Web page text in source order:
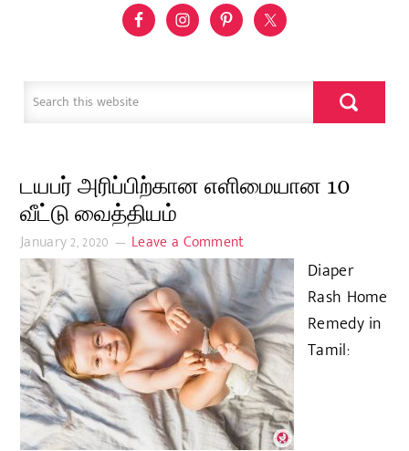
டயபர் அரிப்பிற்கான எளிமையான 10
வீட்டு வைத்தியம்
January 2, 2020 Leave a Comment
Diaper
Rash Home
Remedy in
Tamil: